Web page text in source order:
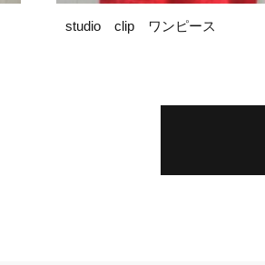
studio clip ワンピース